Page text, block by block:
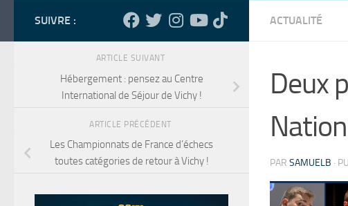
ACTUALITÉ
Deux
PAR SAMUELB ·
SUIVRE :
ARTICLE SUIVANT
Hébergement : pensez au Centre
International de Séjour de Vichy !
ARTICLE PRÉCÉDENT
Les Championnats de France d’échecs
toutes catégories de retour à Vichy !